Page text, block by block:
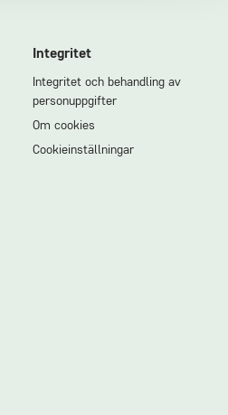
Integritet
Integritet och behandling av
personuppgifter
Om cookies
Cookieinställningar